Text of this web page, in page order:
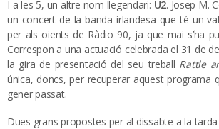
I a les 5, un altre nom llegendari: U2. Josep M.
un concert de la banda irlandesa que té un
per als oients de Ràdio 90, ja que mai s’ha
Correspon a una actuació celebrada el 31 de
la gira de presentació del seu treball Rattle
única, doncs, per recuperar aquest programa
gener passat.
Dues grans propostes per al dissabte a la